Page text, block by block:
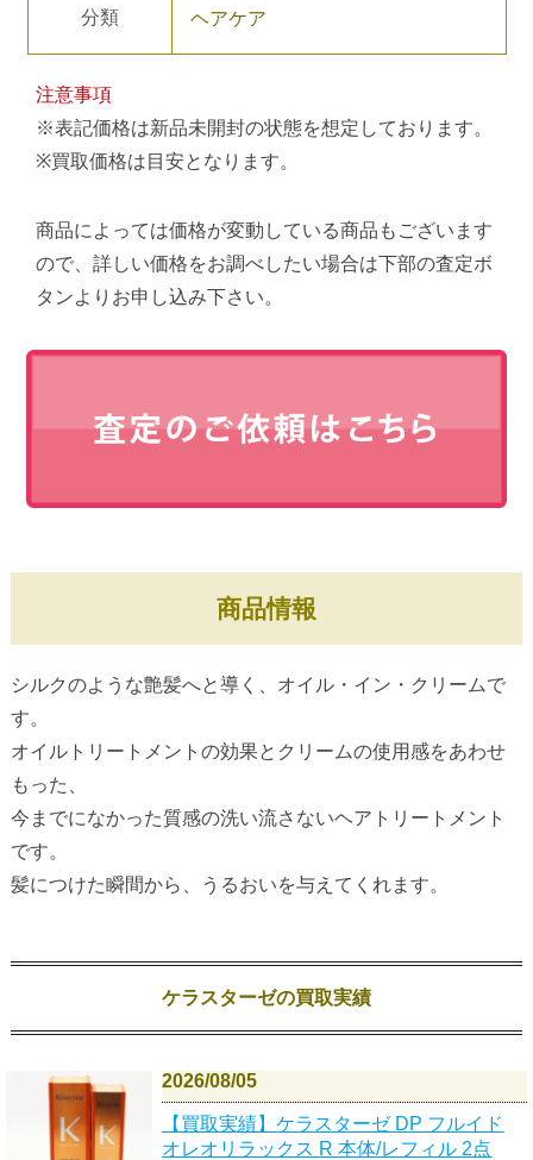
分類 ヘアケア
注意事項
※表記価格は新品未開封の状態を想定しております。
※買取価格は目安となります。
商品によっては価格が変動している商品もございます
ので、詳しい価格をお調べしたい場合は下部の査定ボ
タンよりお申し込み下さい。
商品情報
シルクのような艶髪へと導く、オイル・イン・クリームで
す。
オイルトリートメントの効果とクリームの使用感をあわせ
もった、
今までになかった質感の洗い流さないヘアトリートメント
です。
髪につけた瞬間から、うるおいを与えてくれます。
ケラスターゼの買取実績
2026/08/05
【買取実績】ケラスターゼ DP フルイド
オレオリラックス R 本体/レフィル 2点